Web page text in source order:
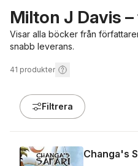
Milton J Davis
Visar alla böcker från
snabb leverans.
41 produkter
Filtrera
Changa's